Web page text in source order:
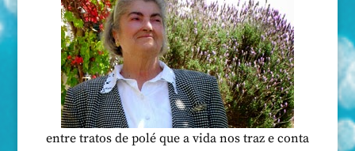
entre tratos de polé que a vida nos traz e conta